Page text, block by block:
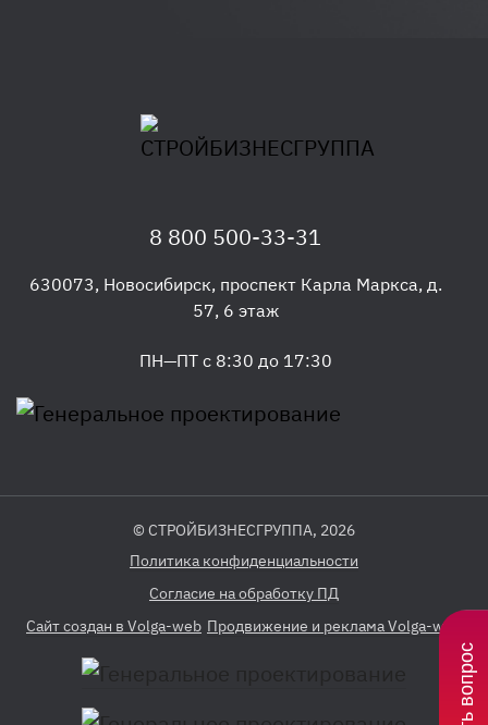
8 800 500-33-31
630073, Новосибирск, проспект Карла Маркса, д.
57, 6 этаж
ПН—ПТ с 8:30 до 17:30
© СТРОЙБИЗНЕСГРУППА, 2026
Политика конфиденциальности
Согласие на обработку ПД
Сайт создан в Volga-web Продвижение и реклама Volga-web